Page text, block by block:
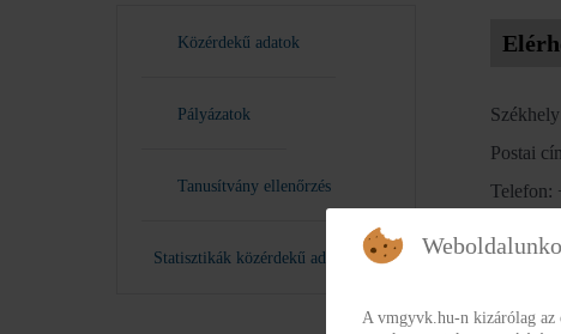
Közérdekű adatok
Pályázatok
Tanusítvány ellenőrzés
Statisztikák közérdekű adatokról
Postai
Telefon:
A vmgyvk.hu-n kizárólag az